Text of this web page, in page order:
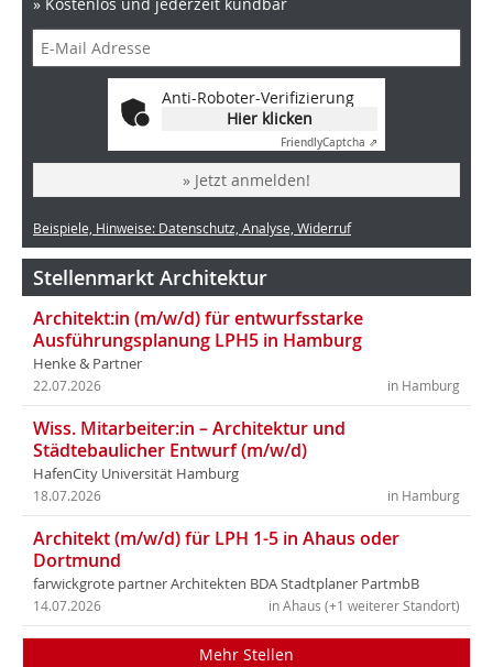
» Kostenlos und jederzeit kündbar
Anti-Roboter-Verifizierung
Hier klicken
FriendlyCaptcha ⇗
» Jetzt anmelden!
Beispiele, Hinweise: Datenschutz, Analyse, Widerruf
Stellenmarkt Architektur
Architekt:in (m/w/d) für entwurfsstarke
Ausführungsplanung LPH5 in Hamburg
Henke & Partner
in Hamburg
22.07.2026
Wiss. Mitarbeiter:in – Architektur und
Städtebaulicher Entwurf (m/w/d)
HafenCity Universität Hamburg
in Hamburg
18.07.2026
Architekt (m/w/d) für LPH 1-5 in Ahaus oder
Dortmund
farwickgrote partner Architekten BDA Stadtplaner PartmbB
in Ahaus (+1 weiterer Standort)
14.07.2026
Mehr Stellen